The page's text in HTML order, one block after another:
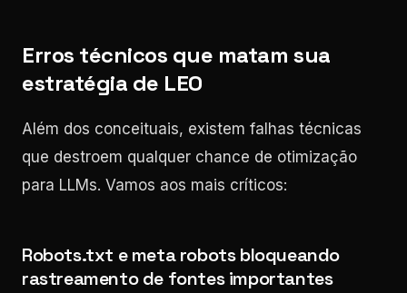
Erros técnicos que matam sua
estratégia de LEO
Além dos conceituais, existem falhas técnicas
que destroem qualquer chance de otimização
para LLMs. Vamos aos mais críticos:
Robots.txt e meta robots bloqueando
rastreamento de fontes importantes